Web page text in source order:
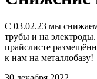
С 03.02.23 мы
трубы и на
прайслисте
к нам на металлобазу!